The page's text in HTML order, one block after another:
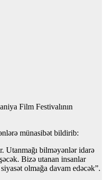
Film Festivalının
münasibət bildirib:
Utanmağı bilməyənlər idarə
Bizə utanan insanlar
olmağa davam edəcək”.